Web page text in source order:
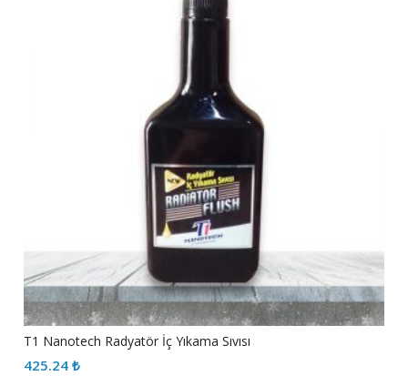
T1 Nanotech Radyatör İç Yıkama Sıvısı
425.24 ₺